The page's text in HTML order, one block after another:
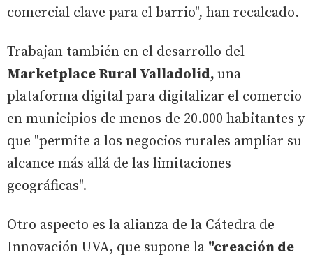
comercial clave para el barrio", han recalcado.
Trabajan también en el desarrollo del
Marketplace Rural Valladolid, una
plataforma digital para digitalizar el comercio
en municipios de menos de 20.000 habitantes y
que "permite a los negocios rurales ampliar su
alcance más allá de las limitaciones
geográficas".
Otro aspecto es la alianza de la Cátedra de
Innovación UVA, que supone la "creación de